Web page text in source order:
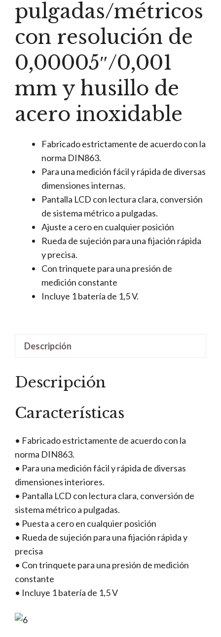
pulgadas/métricos
con resolución de
0,00005″/0,001
mm y husillo de
acero inoxidable
Fabricado estrictamente de acuerdo con la
norma DIN863.
Para una medición fácil y rápida de diversas
dimensiones internas.
Pantalla LCD con lectura clara, conversión
de sistema métrico a pulgadas.
Ajuste a cero en cualquier posición
Rueda de sujeción para una fijación rápida
y precisa.
Con trinquete para una presión de
medición constante
Incluye 1 batería de 1,5 V.
Descripción
Descripción
Características
• Fabricado estrictamente de acuerdo con la
norma DIN863.
• Para una medición fácil y rápida de diversas
dimensiones interiores.
• Pantalla LCD con lectura clara, conversión de
sistema métrico a pulgadas.
• Puesta a cero en cualquier posición
• Rueda de sujeción para una fijación rápida y
precisa
• Con trinquete para una presión de medición
constante
• Incluye 1 batería de 1,5 V